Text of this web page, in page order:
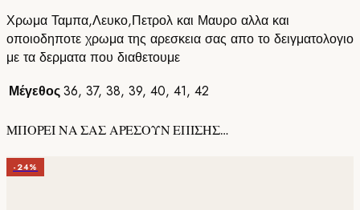
Χρωμα Ταμπα,Λευκο,Πετρολ και Μαυρο αλλα και
οποιοδηποτε χρωμα της αρεσκεια σας απο το δειγματολογιο
με τα δερματα που διαθετουμε
Μέγεθος36, 37, 38, 39, 40, 41, 42
ΜΠΟΡΕΙ ΝΑ ΣΑΣ ΑΡΕΣΟΥΝ ΕΠΙΣΗΣ…
-24%